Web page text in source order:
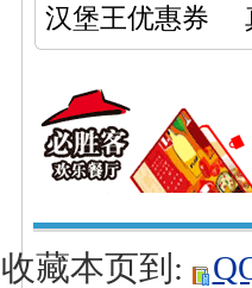
汉堡王优惠券
收藏本页到: